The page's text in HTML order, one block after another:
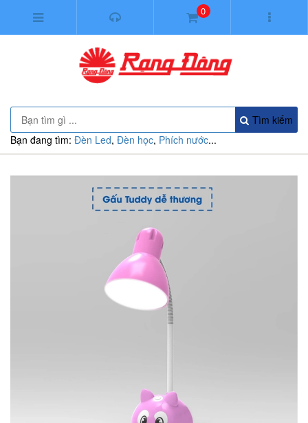
0
Tìm kiếm
Bạn đang tìm: Đèn Led, Đèn học, Phích nước...